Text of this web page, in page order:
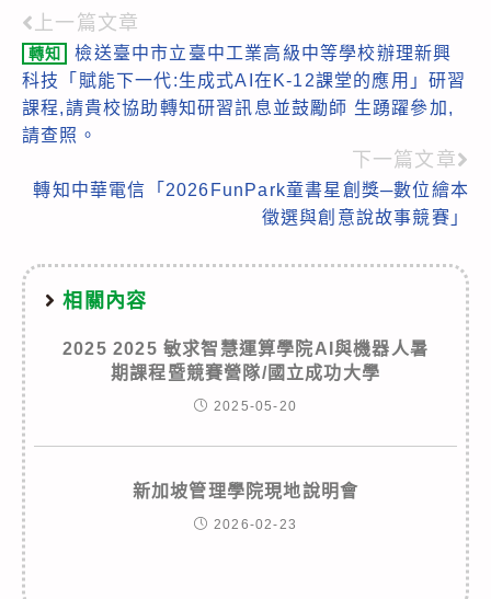
Read
more
articles
上一篇文章
轉知
檢送臺中市立臺中工業高級中等學校辦理新興
科技「賦能下一代:生成式AI在K-12課堂的應用」研習
課程,請貴校協助轉知研習訊息並鼓勵師 生踴躍參加,
請查照。
下一篇文章
轉知中華電信「2026FunPark童書星創獎─數位繪本
徵選與創意說故事競賽」
相關內容
2025 2025 敏求智慧運算學院AI與機器人暑
期課程暨競賽營隊/國立成功大學
2025-05-20
新加坡管理學院現地說明會
2026-02-23